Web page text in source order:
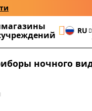
магазины
RU
ночного